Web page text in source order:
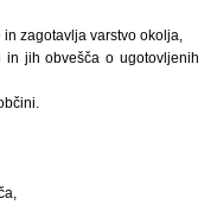
zagotavlja varstvo okolja,
jih obvešča o ugotovljenih